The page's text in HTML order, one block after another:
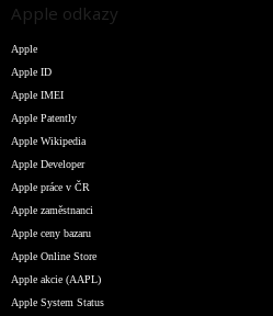
Apple odkazy
Apple
Apple ID
Apple IMEI
Apple Patently
Apple Wikipedia
Apple Developer
Apple práce v ČR
Apple zaměstnanci
Apple ceny bazaru
Apple Online Store
Apple akcie (AAPL)
Apple System Status